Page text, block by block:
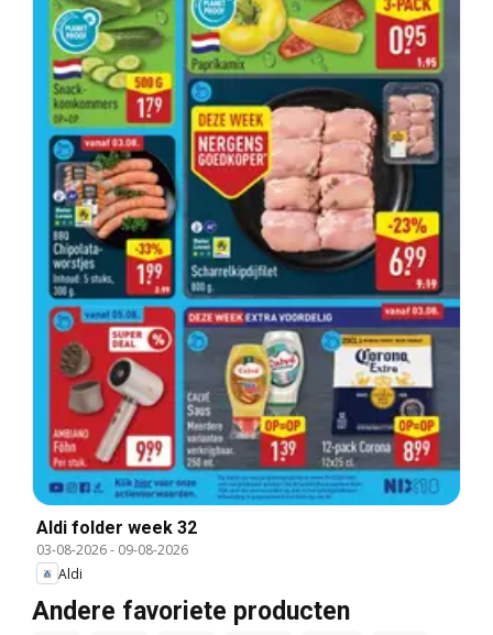
Aldi folder week 32
03-08-2026- 09-08-2026
Aldi
Andere favoriete producten